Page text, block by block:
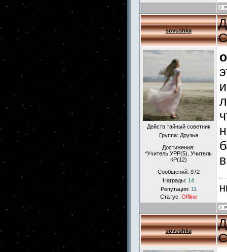
sovushka
Действ.тайный советник
Группа: Друзья
Достижения:
*Учитель УРР(5), Учитель
КР(12)
Сообщений: 972
Награды: 14
Репутация: 11
Статус: Offline
sovushka